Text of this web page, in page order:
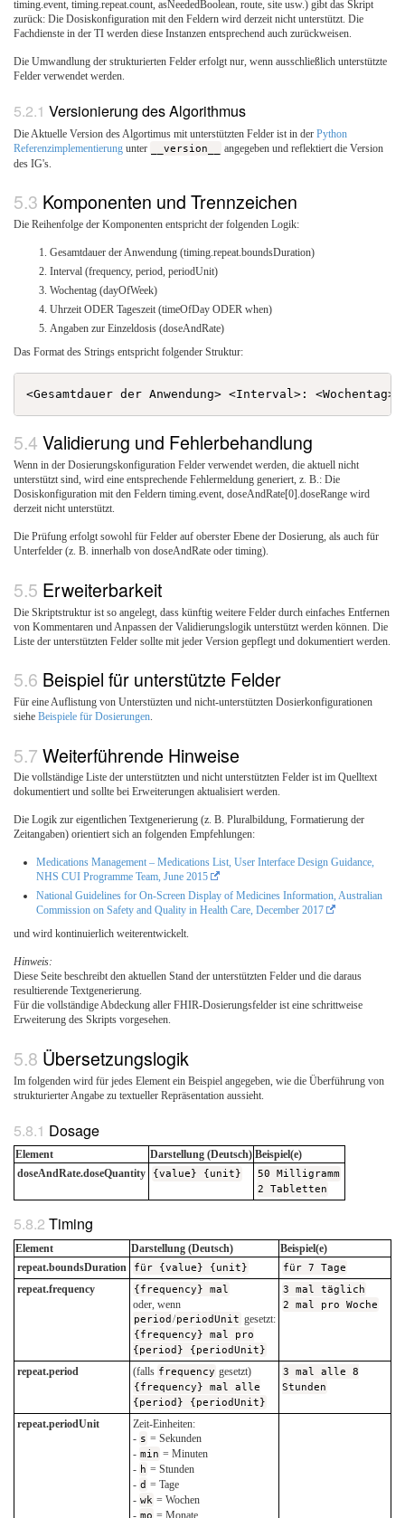
timing.event, timing.repeat.count, asNeededBoolean, route, site usw.) gibt das Skript
zurück: Die Dosiskonfiguration mit den Feldern wird derzeit nicht unterstützt. Die
Fachdienste in der TI werden diese Instanzen entsprechend auch zurückweisen.
Die Umwandlung der strukturierten Felder erfolgt nur, wenn ausschließlich unterstützte
Felder verwendet werden.
Versionierung des Algorithmus
Die Aktuelle Version des Algortimus mit unterstützten Felder ist in der Python
Referenzimplementierung unter __version__
angegeben und reflektiert die Version
des IG's.
Komponenten und Trennzeichen
Die Reihenfolge der Komponenten entspricht der folgenden Logik:
Gesamtdauer der Anwendung (timing.repeat.boundsDuration)
Interval (frequency, period, periodUnit)
Wochentag (dayOfWeek)
Uhrzeit ODER Tageszeit (timeOfDay ODER when)
Angaben zur Einzeldosis (doseAndRate)
Das Format des Strings entspricht folgender Struktur:
Validierung und Fehlerbehandlung
Wenn in der Dosierungskonfiguration Felder verwendet werden, die aktuell nicht
unterstützt sind, wird eine entsprechende Fehlermeldung generiert, z. B.: Die
Dosiskonfiguration mit den Feldern timing.event, doseAndRate[0].doseRange wird
derzeit nicht unterstützt.
Die Prüfung erfolgt sowohl für Felder auf oberster Ebene der Dosierung, als auch für
Unterfelder (z. B. innerhalb von doseAndRate oder timing).
Erweiterbarkeit
Die Skriptstruktur ist so angelegt, dass künftig weitere Felder durch einfaches Entfernen
von Kommentaren und Anpassen der Validierungslogik unterstützt werden können. Die
Liste der unterstützten Felder sollte mit jeder Version gepflegt und dokumentiert werden.
Beispiel für unterstützte Felder
Für eine Auflistung von Unterstüzten und nicht-unterstützten Dosierkonfigurationen
siehe Beispiele für Dosierungen.
Weiterführende Hinweise
Die vollständige Liste der unterstützten und nicht unterstützten Felder ist im Quelltext
dokumentiert und sollte bei Erweiterungen aktualisiert werden.
Die Logik zur eigentlichen Textgenerierung (z. B. Pluralbildung, Formatierung der
Zeitangaben) orientiert sich an folgenden Empfehlungen:
Medications Management – Medications List, User Interface Design Guidance,
NHS CUI Programme Team, June 2015
National Guidelines for On-Screen Display of Medicines Information, Australian
Commission on Safety and Quality in Health Care, December 2017
und wird kontinuierlich weiterentwickelt.
Hinweis:
Diese Seite beschreibt den aktuellen Stand der unterstützten Felder und die daraus
resultierende Textgenerierung.
Für die vollständige Abdeckung aller FHIR-Dosierungsfelder ist eine schrittweise
Erweiterung des Skripts vorgesehen.
Übersetzungslogik
Im folgenden wird für jedes Element ein Beispiel angegeben, wie die Überführung von
strukturierter Angabe zu textueller Repräsentation aussieht.
Dosage
Element Darstellung (Deutsch) Beispiel(e)
doseAndRate.doseQuantity
{value} {unit}
50 Milligramm
2 Tabletten
Timing
Element Darstellung (Deutsch)
Beispiel(e)
repeat.boundsDuration
für {value} {unit}
für 7 Tage
repeat.frequency
{frequency} mal
oder, wenn
period /periodUnit gesetzt:
{frequency} mal pro
{period} {periodUnit}
3 mal täglich
2 mal pro Woche
repeat.period (falls frequency gesetzt)
{frequency} mal alle
{period} {periodUnit}
3 mal alle 8
Stunden
repeat.periodUnit
Zeit-Einheiten:
- s = Sekunden
- min = Minuten
- h = Stunden
- d = Tage
- wk = Wochen
- mo = Monate